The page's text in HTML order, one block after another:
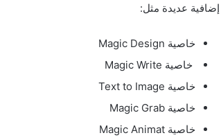
إضافية عديدة مثل:
خاصية Magic Design
خاصية Magic Write
خاصية Text to Image
خاصية Magic Grab
خاصية Magic Animat